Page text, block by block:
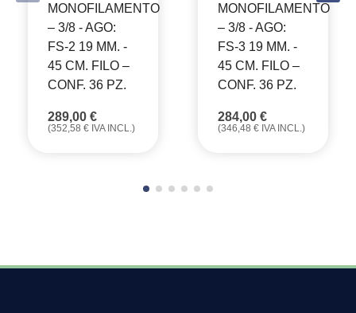
MONOFILAMENTO
– 3/8 - AGO:
FS-2 19 MM. -
45 CM. FILO –
CONF. 36 PZ.
289,00 €
(352,58 € IVA INCL.)
MONOFILAMENTO
– 3/8 - AGO:
FS-3 19 MM. -
45 CM. FILO –
CONF. 36 PZ.
284,00 €
(346,48 € IVA INCL.)